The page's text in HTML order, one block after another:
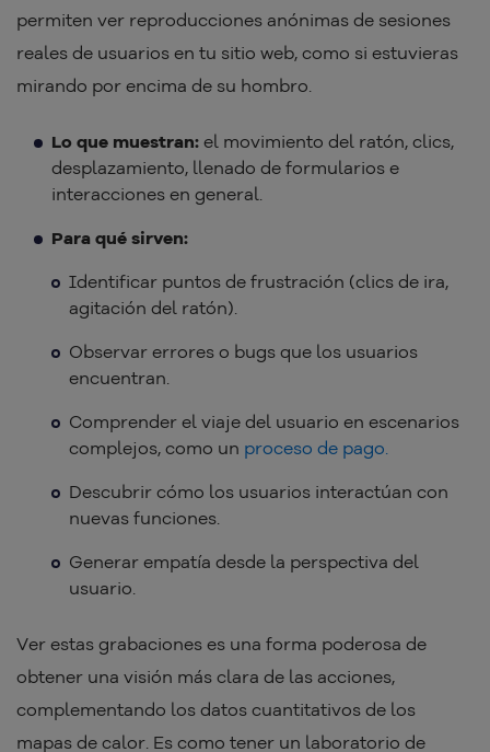
permiten ver reproducciones anónimas de sesiones
reales de usuarios en tu sitio web, como si estuvieras
mirando por encima de su hombro.
Lo que muestran: el movimiento del ratón, clics,
desplazamiento, llenado de formularios e
interacciones en general.
Para qué sirven:
Identificar puntos de frustración (clics de ira,
agitación del ratón).
Observar errores o bugs que los usuarios
encuentran.
Comprender el viaje del usuario en escenarios
complejos, como un proceso de pago.
Descubrir cómo los usuarios interactúan con
nuevas funciones.
Generar empatía desde la perspectiva del
usuario.
Ver estas grabaciones es una forma poderosa de
obtener una visión más clara de las acciones,
complementando los datos cuantitativos de los
mapas de calor. Es como tener un laboratorio de